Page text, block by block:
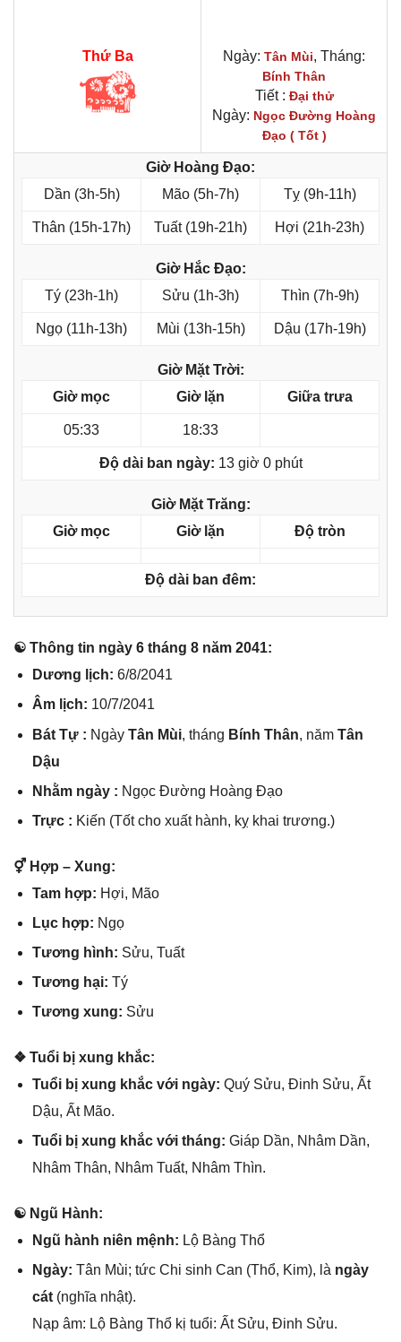
Thứ Ba Ngày: Tân Mùi, Tháng:
Bính Thân
Tiết : Đại thử
Ngày: Ngọc Đường Hoàng
Đạo ( Tốt )
Giờ Hoàng Đạo:
Dần (3h-5h)
Mão (5h-7h) Tỵ (9h-11h)
Thân (15h-17h) Tuất (19h-21h) Hợi (21h-23h)
Giờ Hắc Đạo:
Tý (23h-1h)
Sửu (1h-3h) Thìn (7h-9h)
Ngọ (11h-13h) Mùi (13h-15h) Dậu (17h-19h)
Giờ Mặt Trời:
Giờ mọc
Giờ lặn Giữa trưa
05:33 18:33
Độ dài ban ngày: 13 giờ 0 phút
Giờ Mặt Trăng:
Giờ mọc
Giờ lặn Độ tròn
Độ dài ban đêm:
☯ Thônɡ tin ngày 6 thánɡ 8 năm 2041:
Dươnɡ lịch: 6/8/2041
Âm lịch: 10/7/2041
Bát Tự : Ngày Tân Mùi, thánɡ Bính Thân, năm Tân
Dậu
Nhằm ngày : Ngọc Đườnɡ Hoànɡ Đạo
Trực : Kiến (Tốt cho xuất hành, kỵ khai trương.)
⚥ Hợp – Xung:
Tam hợp: Hợi, Mão
Lục hợp: Ngọ
Tươnɡ hình: Sửu, Tuất
Tươnɡ hại: Tý
Tươnɡ xung: Sửu
❖ Tuổi bị xunɡ khắc:
Tuổi bị xunɡ khắc với ngày: Quý Sửu, Đinh Sửu, Ất
Dậu, Ất Mão.
Tuổi bị xunɡ khắc với tháng: Giáp Dần, Nhâm Dần,
Nhâm Thân, Nhâm Tuất, Nhâm Thìn.
☯ Ngũ Hành:
Ngũ hành niên mệnh: Lộ Bànɡ Thổ
Ngày: Tân Mùi; tức Chi ѕinh Can (Thổ, Kim), là ngày
cát(nghĩa nhật).
Nạp âm: Lộ Bànɡ Thổ kị tuổi: Ất Sửu, Đinh Sửu.